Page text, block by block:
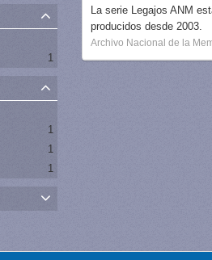
1
1
1
1
La serie Legajos ANM
producidos desde 2003.
Archivo Nacional de la